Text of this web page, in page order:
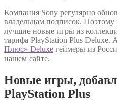
Компания Sony регулярно
владельцам подписок.
лучшие новые игры из
тарифа PlayStation Plus Deluxe.
Плюс» Deluxe геймеры из
нашем сайте.
Новые игры,
PlayStation Plus